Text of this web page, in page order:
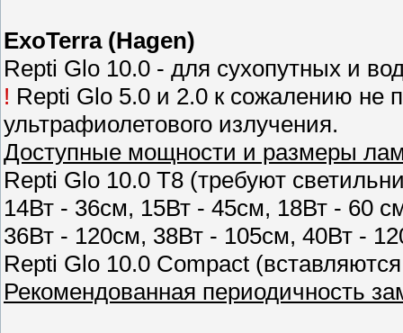
ExoTerra (Hagen)
Repti Glo 10.0 - для сухопутных и
! Repti Glo 5.0 и 2.0 к сожалению не
ультрафиолетового излучения.
Доступные мощности и размеры
Repti Glo 10.0 Т8 (требуют
14Вт - 36см, 15Вт - 45см, 18Вт - 60
36Вт - 120см, 38Вт - 105см, 40Вт -
Repti Glo 10.0 Compact
Рекомендованная периодичность